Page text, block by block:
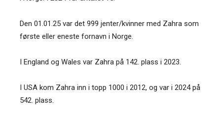
Den 01.01.25 var det 999 jenter/kvinner med Zahra som
første eller eneste fornavn i Norge.
I England og Wales var Zahra på 142. plass i 2023.
I USA kom Zahra inn i topp 1000 i 2012, og var i 2024 på
542. plass.